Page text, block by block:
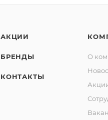
АКЦИИ
БРЕНДЫ
КОНТАКТЫ
О